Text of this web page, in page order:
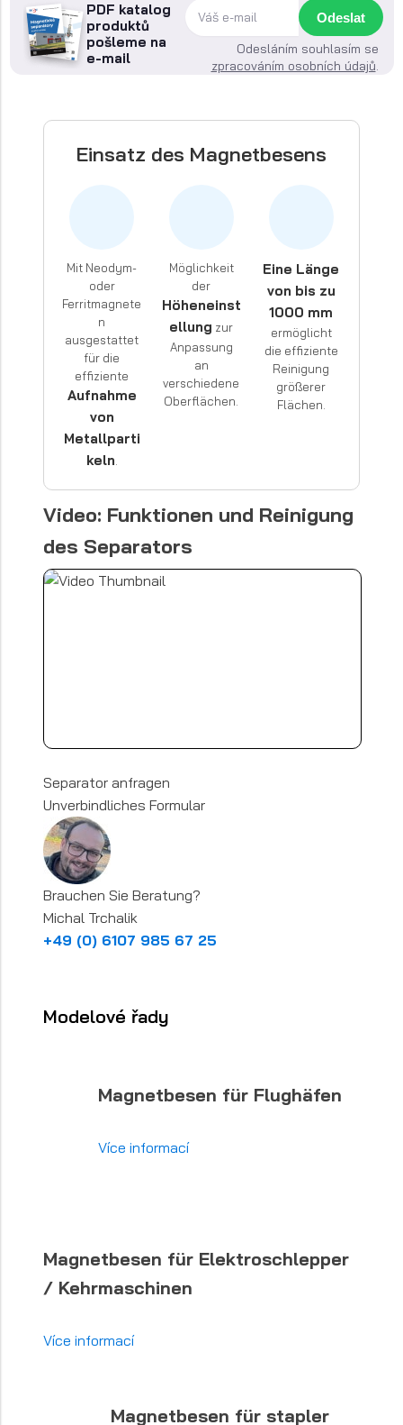
PDF katalog
produktů
pošleme na
e-mail
Odeslat
Odesláním souhlasím se
zpracováním osobních údajů.
Einsatz des Magnetbesens
Mit Neodym-
oder
Ferritmagnete
n
ausgestattet
für die
effiziente
Aufnahme
von
Metallparti
keln
Möglichkeit
der
Höheneinst
ellung zur
Anpassung
an
verschiedene
Oberflächen.
Eine Länge
von bis zu
1000 mm
ermöglicht
die effiziente
Reinigung
größerer
Flächen.
Video: Funktionen und Reinigung
des Separators
Separator anfragen
Unverbindliches Formular
Brauchen Sie Beratung?
Michal Trchalik
+49 (0) 6107 985 67 25
Modelové řady
Magnetbesen für Flughäfen
Více informací
Magnetbesen für Elektroschlepper
/ Kehrmaschinen
Více informací
Magnetbesen für stapler